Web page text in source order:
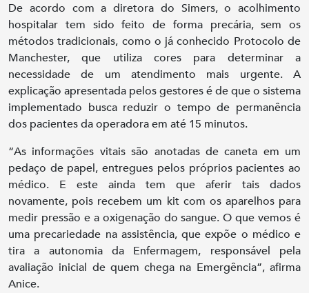
De acordo com a diretora do Simers, o acolhimento
hospitalar tem sido feito de forma precária, sem os
métodos tradicionais, como o já conhecido Protocolo de
Manchester, que utiliza cores para determinar a
necessidade de um atendimento mais urgente. A
explicação apresentada pelos gestores é de que o sistema
implementado busca reduzir o tempo de permanência
dos pacientes da operadora em até 15 minutos.
“As informações vitais são anotadas de caneta em um
pedaço de papel, entregues pelos próprios pacientes ao
médico. E este ainda tem que aferir tais dados
novamente, pois recebem um kit com os aparelhos para
medir pressão e a oxigenação do sangue. O que vemos é
uma precariedade na assistência, que expõe o médico e
tira a autonomia da Enfermagem, responsável pela
avaliação inicial de quem chega na Emergência”, afirma
Anice.